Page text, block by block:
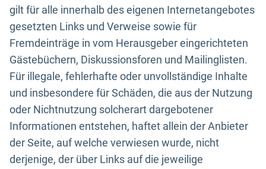
gilt für alle innerhalb des eigenen Internetangebotes
gesetzten Links und Verweise sowie für
Fremdeinträge in vom Herausgeber eingerichteten
Gästebüchern, Diskussionsforen und Mailinglisten.
Für illegale, fehlerhafte oder unvollständige Inhalte
und insbesondere für Schäden, die aus der Nutzung
oder Nichtnutzung solcherart dargebotener
Informationen entstehen, haftet allein der Anbieter
der Seite, auf welche verwiesen wurde, nicht
derjenige, der über Links auf die jeweilige